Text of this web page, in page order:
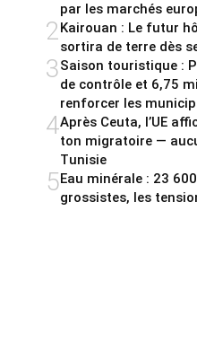
par les marchés
2Kairouan : Le futur
sortira de terre dès
3Saison touristique :
de contrôle et 6,75
renforcer les
4Après Ceuta, l’UE
ton migratoire —
Tunisie
5Eau minérale : 23
grossistes, les